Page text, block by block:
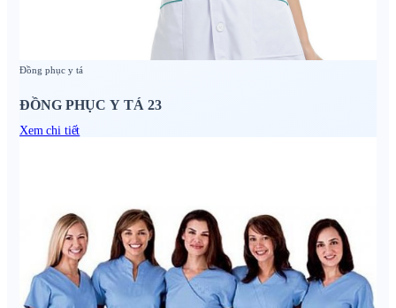
Đồng phục y tá
ĐỒNG PHỤC Y TÁ 23
Xem chi tiết